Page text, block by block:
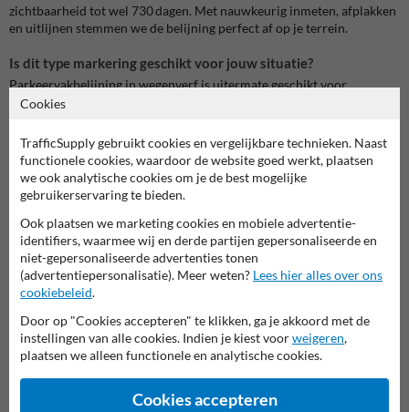
zichtbaarheid tot wel 730 dagen. Met nauwkeurig inmeten, afplakken
en uitlijnen stemmen we de belijning perfect af op je terrein.
Is dit type markering geschikt voor jouw situatie?
Parkeervakbelijning in wegenverf is uitermate geschikt voor
standaard parkeerzones. Zet je in op maximale duurzaamheid of
alternatief aangewezen zijn. Wij adviseren je proactief en helpen je de
beste keuze te maken op basis van ondergrond en gebruik.
Voor wie is deze belijning relevant?
willen
Scholendie verkeersveiligheid en overzicht wensen op hun
parkings
Gemeentendie uniforme belijning inzetten voor openbare
parkeerruimtes
Parkeerbeheerders
die heldere afbakening en circulatie nodig
hebben
Architecten
die visuele rust en professionele uitstraling integreren
Alternatieven en gerelateerde markeringen
Cookies
TrafficSupply gebruikt cookies en vergelijkbare technieken. Naast
functionele cookies, waardoor de website goed werkt, plaatsen
we ook analytische cookies om je de best mogelijke
gebruikerservaring te bieden.
Ook plaatsen we marketing cookies en mobiele advertentie-
identifiers, waarmee wij en derde partijen gepersonaliseerde en
niet-gepersonaliseerde advertenties tonen
(advertentiepersonalisatie). Meer weten? Lees hier alles over ons
cookiebeleid.
Door op "Cookies accepteren" te klikken, ga je akkoord met de
instellingen van alle cookies. Indien je kiest voorweigeren,
plaatsen we alleen functionele en analytische cookies.
Cookies accepteren